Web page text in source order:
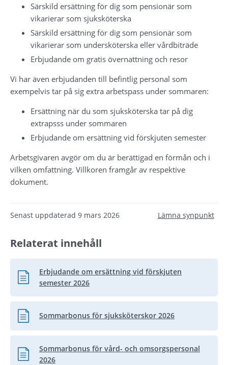
Särskild ersättning för dig som pensionär som
vikarierar som sjuksköterska
Särskild ersättning för dig som pensionär som
vikarierar som undersköterska eller vårdbiträde
Erbjudande om gratis övernattning och resor
Vi har även erbjudanden till befintlig personal som
exempelvis tar på sig extra arbetspass under sommaren:
Ersättning när du som sjuksköterska tar på dig
extrapsss under sommaren
Erbjudande om ersättning vid förskjuten semester
Arbetsgivaren avgör om du är berättigad en förmån och i
vilken omfattning. Villkoren framgår av respektive
dokument.
Senast uppdaterad 9 mars 2026 Lämna synpunkt
Relaterat innehåll
Erbjudande om ersättning vid förskjuten
semester 2026
Pdf, 930.2 kB.
Sommarbonus för sjuksköterskor 2026
Pdf, 579.1 kB.
Sommarbonus för vård- och omsorgspersonal
2026
Pdf, 615.5 kB.